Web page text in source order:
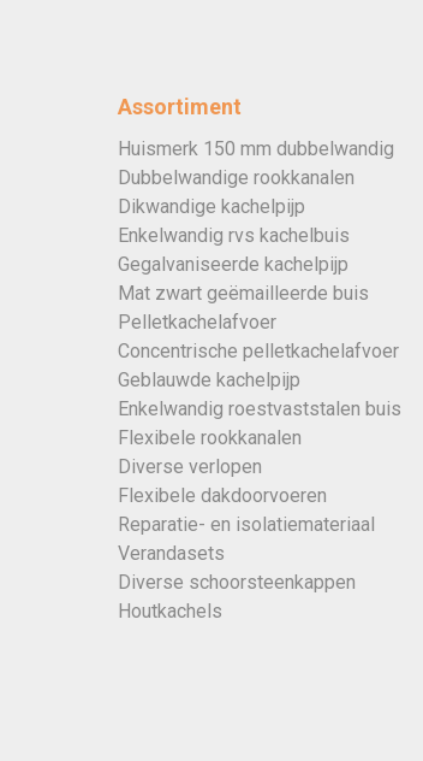
Assortiment
Huismerk 150 mm dubbelwandig
Dubbelwandige rookkanalen
Dikwandige kachelpijp
Enkelwandig rvs kachelbuis
Gegalvaniseerde kachelpijp
Mat zwart geëmailleerde buis
Pelletkachelafvoer
Concentrische pelletkachelafvoer
Geblauwde kachelpijp
Enkelwandig roestvaststalen buis
Flexibele rookkanalen
Diverse verlopen
Flexibele dakdoorvoeren
Reparatie- en isolatiemateriaal
Verandasets
Diverse schoorsteenkappen
Houtkachels